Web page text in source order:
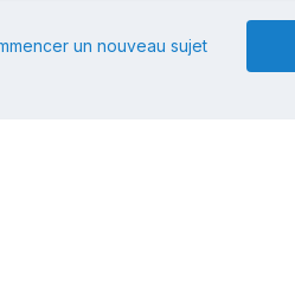
un nouveau sujet